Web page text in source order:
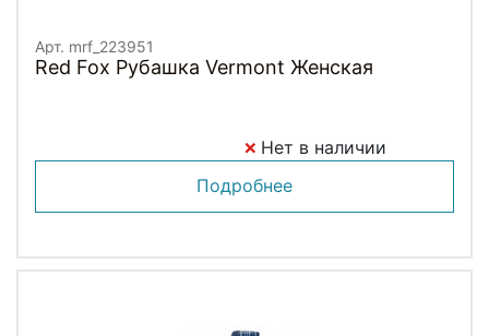
Арт. mrf_223951
Red Fox Рубашка Vermont Женская
Нет в наличии
Подробнее